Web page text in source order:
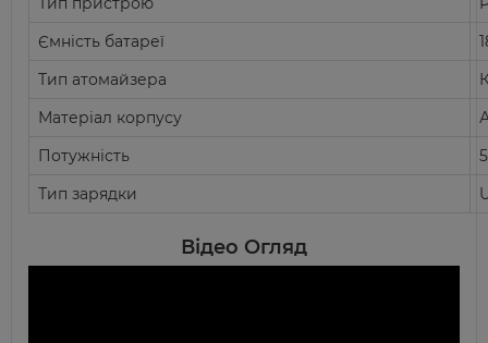
Ємність батареї
Тип атомайзера
Матеріал корпусу
Потужність
Тип зарядки
Відео Огляд